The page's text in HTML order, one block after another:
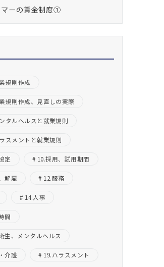
マーの賃金制度①
規則作成
規則作成、見直しの実際
タルヘルスと就業規則
スメントと就業規則
定 10.採用、試用期間
解雇 12.服務
14.人事
間
生、メンタルヘルス
介護 19.ハラスメント